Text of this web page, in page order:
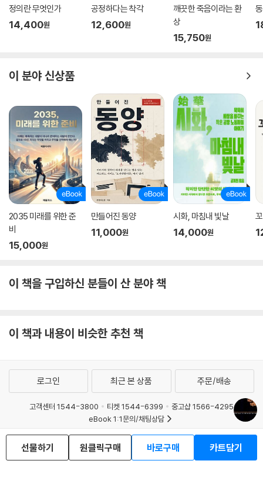
정의란 무엇인가
14,400원
공정하다는 착각
12,600원
깨끗한 죽음이라는 환
상
15,750원
이 분야 신상품
2035 미래를 위한 준
비
15,000원
만들어진 동양
11,000원
시화, 마침내 빛날
14,000원
이 책을 구입하신 분들이 산 분야 책
이 책과 내용이 비슷한 추천 책
선물하기 원클릭구매 바로구매 카트담기
로그인 최근 본 상품 주문/배송
고객센터 1544-3800 티켓 1544-6399
중고샵 1566-4295
eBook 1:1문의/채팅상담
예스이십사(주) 사업자 정보
이용약관
개인정보처리방침
청소년보호정책